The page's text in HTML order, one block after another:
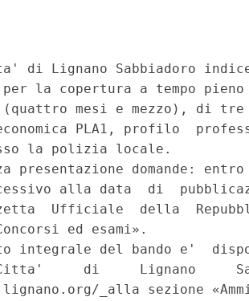
di Lignano Sabbiadoro
la copertura a tempo
mesi e mezzo), di
PLA1, profilo
la polizia locale.
presentazione domande:
alla data  di
Ufficiale  della
ed esami».
integrale del bando e'
di     Lignano
_alla sezione